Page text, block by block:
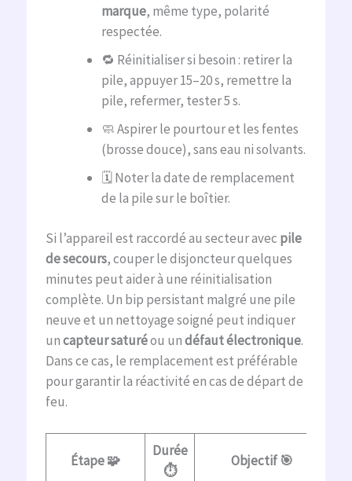
marque, même type, polarité
respectée.
🔁 Réinitialiser si besoin : retirer la
pile, appuyer 15–20 s, remettre la
pile, refermer, tester 5 s.
🧼 Aspirer le pourtour et les fentes
(brosse douce), sans eau ni solvants.
🗓️ Noter la date de remplacement
de la pile sur le boîtier.
Si l’appareil est raccordé au secteur avec pile
de secours, couper le disjoncteur quelques
minutes peut aider à une réinitialisation
complète. Un bip persistant malgré une pile
neuve et un nettoyage soigné peut indiquer
uncapteur saturéou undéfaut électronique.
Dans ce cas, le remplacement est préférable
pour garantir la réactivité en cas de départ de
feu.
Étape 🧩
Durée
⏱️
Objectif 🎯